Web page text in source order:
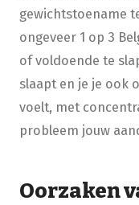
gewichtstoename
ongeveer 1 op 3
of voldoende te
slaapt en je je ook
voelt, met
probleem jouw
Oorzaken